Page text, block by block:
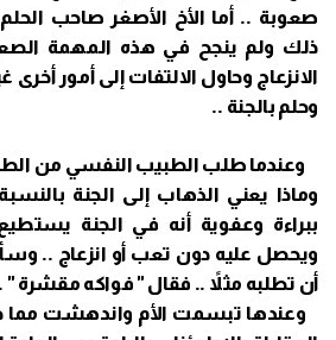
صعوبة .. أما الأخ الأصغر صاحب
ذلك ولم ينجح في هذه المهمة
الانزعاج وحاول الالتفات إلى أمور أخرى
وحلم بالجنة ..
وعندما طلب الطبيب النفسي من
وماذا يعني الذهاب إلى الجنة
ببراءة وعفوية أنه في الجنة
ويحصل عليه دون تعب أو انزعاج ..
أن تطلبه مثلاً .. فقال " فواكه مقشرة "
وعندها تبسمت الأم واندهشت مما